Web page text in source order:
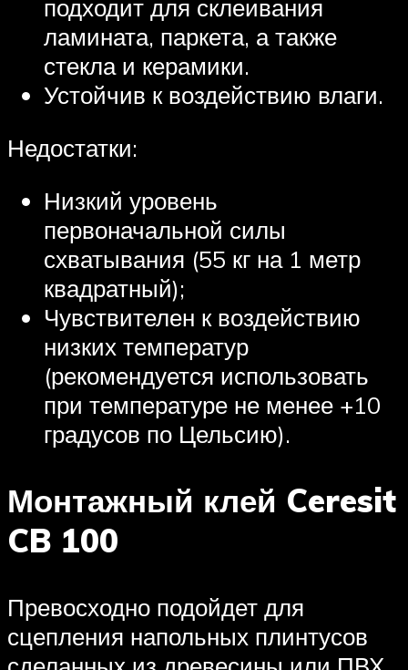
подходит для склеивания
ламината, паркета, а также
стекла и керамики.
Устойчив к воздействию влаги.
Недостатки:
Низкий уровень
первоначальной силы
схватывания (55 кг на 1 метр
квадратный);
Чувствителен к воздействию
низких температур
(рекомендуется использовать
при температуре не менее +10
градусов по Цельсию).
Монтажный клей Ceresit
CB 100
Превосходно подойдет для
сцепления напольных плинтусов